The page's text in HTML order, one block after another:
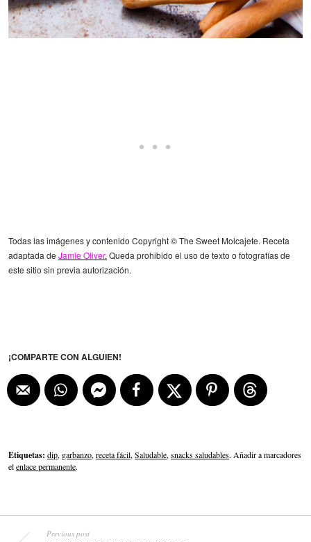
Todas las imágenes y contenido Copyright © The Sweet Molcajete. Receta
adaptada de Jamie Oliver. Queda prohibido el uso de texto o fotografías de
este sitio sin previa autorización.
¡COMPARTE CON ALGUIEN!
Etiquetas: dip, garbanzo, receta fácil, Saludable, snacks saludables. Añadir a marcadores
elenlace permanente.
Previous post